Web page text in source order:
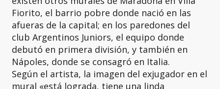
Fiorito, el barrio pobre donde nació en las
afueras de la capital; en los paredones del
club Argentinos Juniors, el equipo donde
debutó en primera división, y también en
Nápoles, donde se consagró en Italia.
Según el artista, la imagen del exjugador en el
mural «está lograda, tiene una linda